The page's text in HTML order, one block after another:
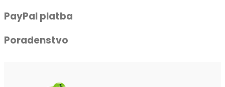
PayPal platba
Poradenstvo